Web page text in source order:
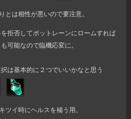
とは相性が悪いので要注意。
拒否してボットレーンにロームすれば
可能なので臨機応変に。
は基本的に２つでいいかなと思う
ツイ時にヘルスを補う用。